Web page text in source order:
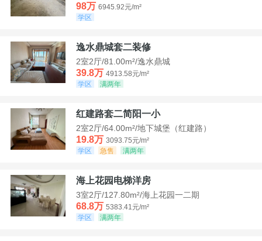
98万 6945.92元/m²
学区
逸水鼎城套二装修
2室2厅/81.00m²/逸水鼎城
39.8万 4913.58元/m²
学区
满两年
红建路套二简阳一小
2室2厅/64.00m²/地下城堡（红建路）
19.8万 3093.75元/m²
学区
急售 满两年
海上花园电梯洋房
3室2厅/127.80m²/海上花园一二期
68.8万 5383.41元/m²
学区
满两年